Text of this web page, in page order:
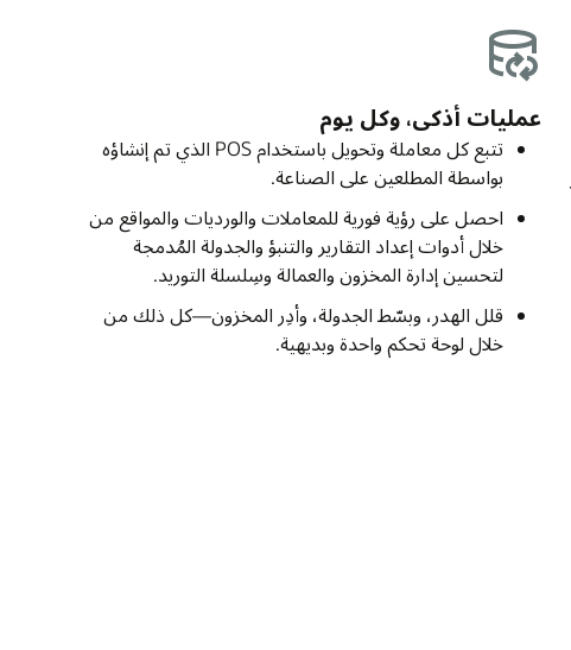
عمليات أذكى، وكل يوم
تتبع كل معاملة وتحويل باستخدام POS الذي تم إنشاؤه
بواسطة المطلعين على الصناعة.
احصل على رؤية فورية للمعاملات والورديات والمواقع من
خلال أدوات إعداد التقارير والتنبؤ والجدولة المُدمجة
لتحسين إدارة المخزون والعمالة وسِلسلة التوريد.
قلل الهدر، وبسّط الجدولة، وأدِر المخزون—كل ذلك من
خلال لوحة تحكم واحدة وبديهية.